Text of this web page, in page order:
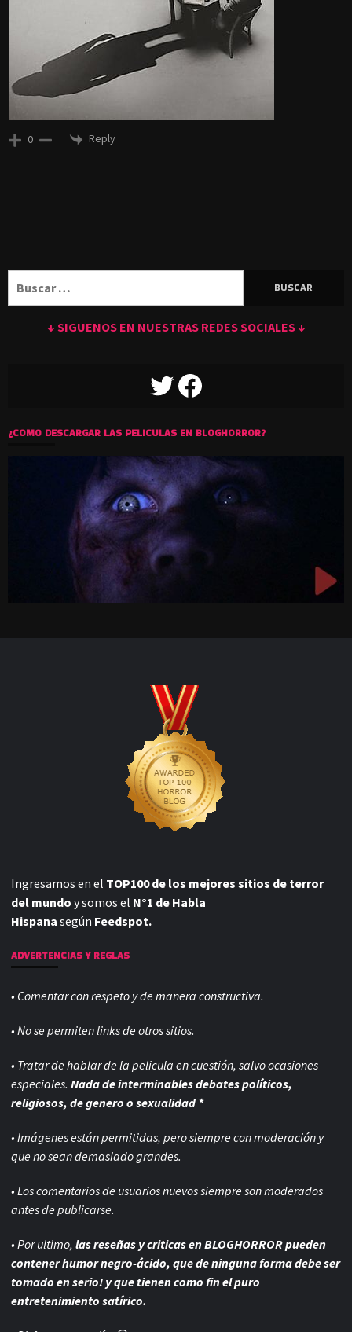
0 Reply
↓ SIGUENOS EN NUESTRAS REDES SOCIALES ↓
TWITTERFACEBOOK
¿COMO DESCARGAR LAS PELICULAS EN BLOGHORROR?
Ingresamos en el TOP100 de los mejores sitios de terror
del mundo y somos el N°1 de Habla
Hispana según Feedspot.
ADVERTENCIAS Y REGLAS
• Comentar con respeto y de manera constructiva.
• No se permiten links de otros sitios.
• Tratar de hablar de la pelicula en cuestión, salvo ocasiones
especiales. Nada de interminables debates políticos,
religiosos, de genero o sexualidad *
• Imágenes están permitidas, pero siempre conmoderación y
que no sean demasiado grandes.
• Los comentarios de usuarios nuevos siempre son moderados
antes de publicarse.
• Por ultimo, las reseñas y criticas en BLOGHORROR pueden
contener humor negro-ácido, que de ninguna forma debe ser
tomado en serio! y que tienen como fin el puro
entretenimiento satírico.